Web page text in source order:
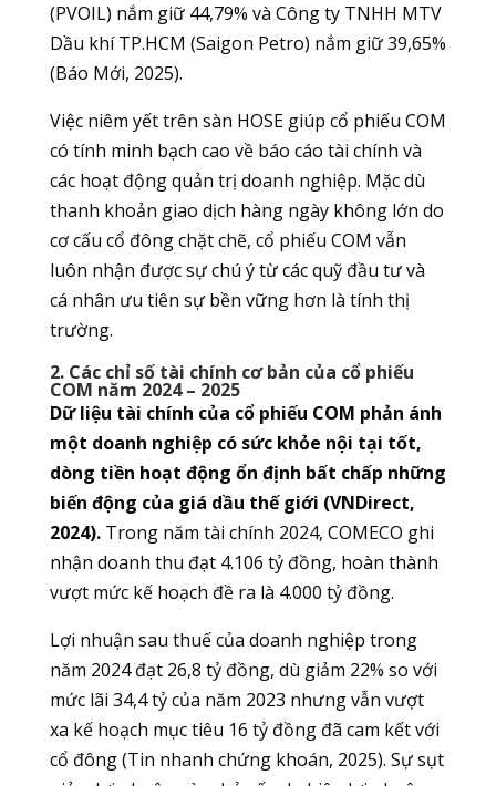
(PVOIL) nắm giữ 44,79% và Công ty TNHH MTV
Dầu khí TP.HCM (Saigon Petro) nắm giữ 39,65%
(Báo Mới, 2025).
Việc niêm yết trên sàn HOSE giúp cổ phiếu COM
có tính minh bạch cao về báo cáo tài chính và
các hoạt động quản trị doanh nghiệp. Mặc dù
thanh khoản giao dịch hàng ngày không lớn do
cơ cấu cổ đông chặt chẽ, cổ phiếu COM vẫn
luôn nhận được sự chú ý từ các quỹ đầu tư và
cá nhân ưu tiên sự bền vững hơn là tính thị
trường.
2. Các chỉ số tài chính cơ bản của cổ phiếu
COM năm 2024 – 2025
Dữ liệu tài chính của cổ phiếu COM phản ánh
một doanh nghiệp có sức khỏe nội tại tốt,
dòng tiền hoạt động ổn định bất chấp những
biến động của giá dầu thế giới (VNDirect,
2024).Trong năm tài chính 2024, COMECO ghi
nhận doanh thu đạt 4.106 tỷ đồng, hoàn thành
vượt mức kế hoạch đề ra là 4.000 tỷ đồng.
Lợi nhuận sau thuế của doanh nghiệp trong
năm 2024 đạt 26,8 tỷ đồng, dù giảm 22% so với
mức lãi 34,4 tỷ của năm 2023 nhưng vẫn vượt
xa kế hoạch mục tiêu 16 tỷ đồng đã cam kết với
cổ đông (Tin nhanh chứng khoán, 2025). Sự sụt